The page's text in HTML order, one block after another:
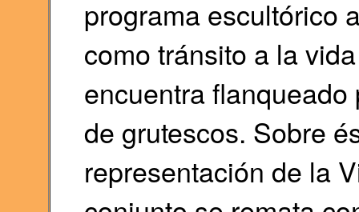
programa escultórico
como tránsito a la
encuentra
de grutescos. Sobre
representación de la